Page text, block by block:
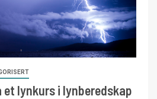
et lynkurs i lynberedskap